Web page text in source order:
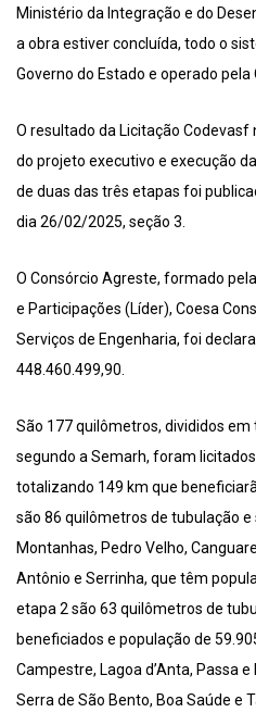
Ministério da Integração e do
a obra estiver concluída, todo o
Governo do Estado e operado pela
O resultado da Licitação
do projeto executivo e execução
de duas das três etapas foi
dia 26/02/2025, seção 3.
O Consórcio Agreste, formado
e Participações (Líder), Coesa
Serviços de Engenharia, foi
448.460.499,90.
São 177 quilômetros, divididos
segundo a Semarh, foram
totalizando 149 km que
são 86 quilômetros de tubulação
Montanhas, Pedro Velho,
Antônio e Serrinha, que têm
etapa 2 são 63 quilômetros de
beneficiados e população de
Campestre, Lagoa d’Anta, Passa
Serra de São Bento, Boa Saúde e